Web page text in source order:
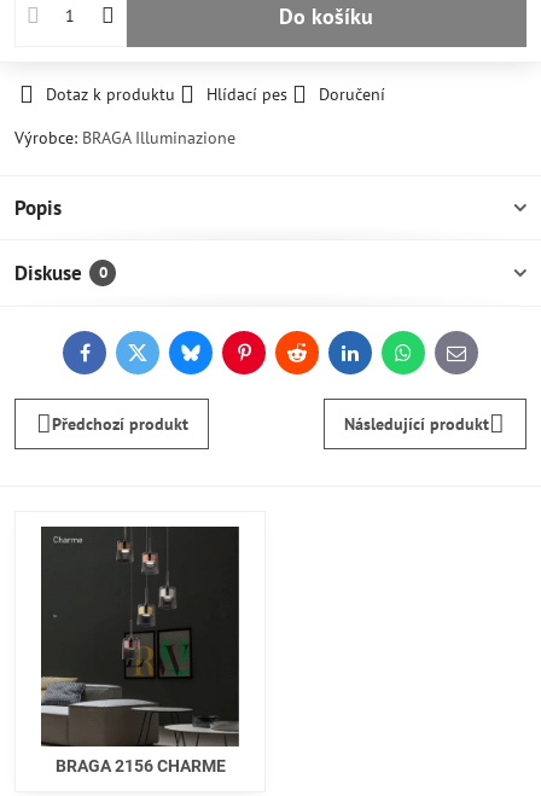
Do košíku
Dotaz k produktu Hlídací pes
Doručení
Výrobce: BRAGA Illuminazione
Popis
Diskuse 0
FacebookTwitterBlueskyPinterestReddit LinkedInWhatsApp
E-
mail
Předchozí produkt Následující produkt
BRAGA 2156 CHARME